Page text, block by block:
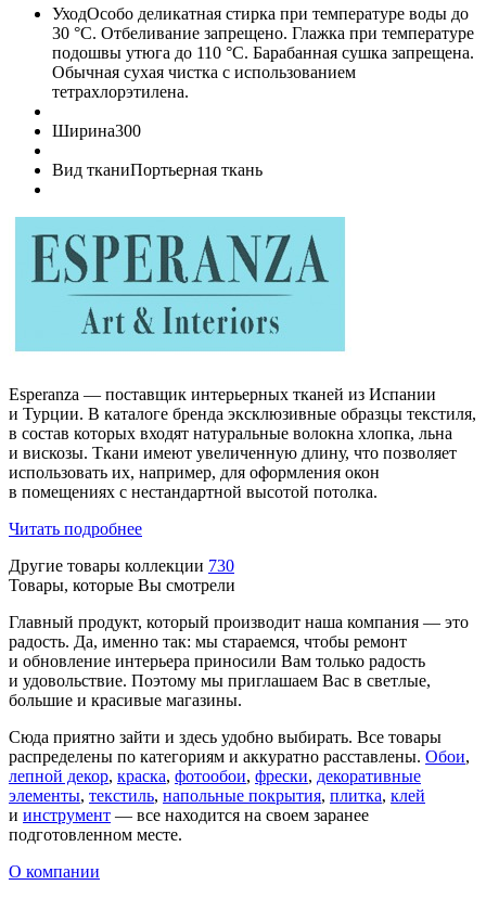
УходОсобо деликатная стирка при температуре воды до
30 °C. Отбеливание запрещено. Глажка при температуре
подошвы утюга до 110 °C. Барабанная сушка запрещена.
Обычная сухая чистка с использованием
тетрахлорэтилена.
Ширина300
Вид тканиПортьерная ткань
Esperanza — поставщик интерьерных тканей из Испании
и Турции. В каталоге бренда эксклюзивные образцы текстиля,
в состав которых входят натуральные волокна хлопка, льна
и вискозы. Ткани имеют увеличенную длину, что позволяет
использовать их, например, для оформления окон
в помещениях с нестандартной высотой потолка.
Читать подробнее
Другие товары коллекции 730
Товары, которые Вы смотрели
Главный продукт, который производит наша компания — это
радость. Да, именно так: мы стараемся, чтобы ремонт
и обновление интерьера приносили Вам только радость
и удовольствие. Поэтому мы приглашаем Вас в светлые,
большие и красивые магазины.
Сюда приятно зайти и здесь удобно выбирать. Все товары
распределены по категориям и аккуратно расставлены. Обои,
лепной декор, краска, фотообои, фрески, декоративные
элементы, текстиль, напольные покрытия, плитка, клей
и инструмент — все находится на своем заранее
подготовленном месте.
О компании